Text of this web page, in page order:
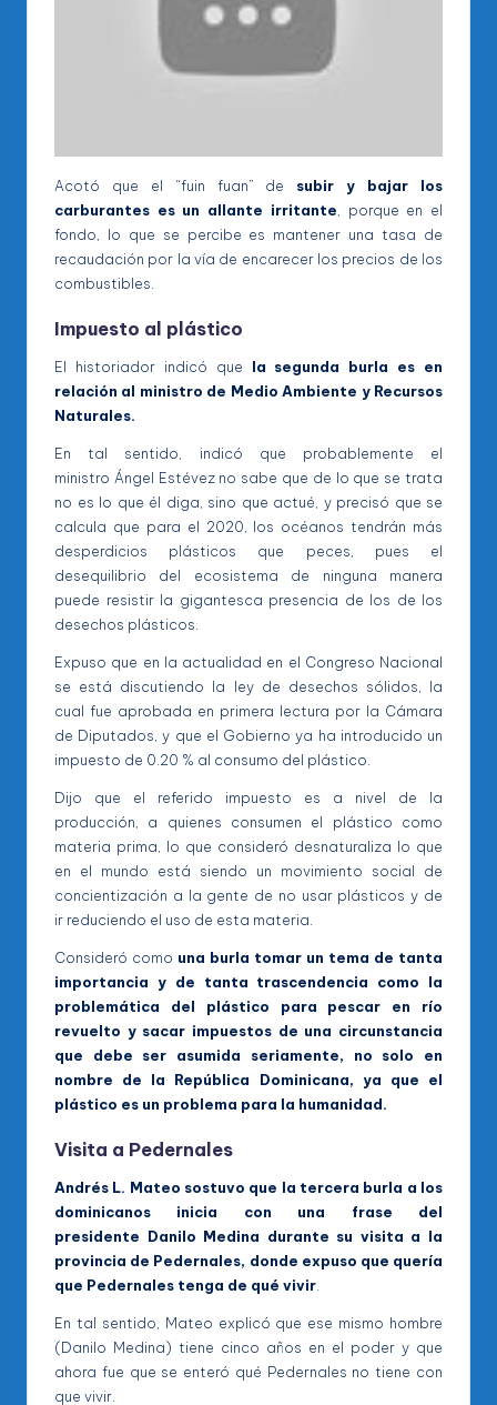
Acotó que el “fuin fuan” de subir y bajar los
carburantes es un allante irritante , porque en el
fondo, lo que se percibe es mantener una tasa de
recaudación por la vía de encarecer los precios de los
combustibles.
Impuesto al plástico
El historiador indicó que la segunda burla es en
relación al ministro de Medio Ambiente y Recursos
Naturales.
En tal sentido, indicó que probablemente el
ministro Ángel Estévez no sabe que de lo que se trata
no es lo que él diga, sino que actué, y precisó que se
calcula que para el 2020, los océanos tendrán más
desperdicios plásticos que peces, pues el
desequilibrio del ecosistema de ninguna manera
puede resistir la gigantesca presencia de los de los
desechos plásticos.
Expuso que en la actualidad en el Congreso Nacional
se está discutiendo la ley de desechos sólidos, la
cual fue aprobada en primera lectura por la Cámara
de Diputados, y que el Gobierno ya ha introducido un
impuesto de 0.20 % al consumo del plástico.
Dijo que el referido impuesto es a nivel de la
producción, a quienes consumen el plástico como
materia prima, lo que consideró desnaturaliza lo que
en el mundo está siendo un movimiento social de
concientización a la gente de no usar plásticos y de
ir reduciendo el uso de esta materia.
Consideró como una burla tomar un tema de tanta
importancia y de tanta trascendencia como la
problemática del plástico para pescar en río
revuelto y sacar impuestos de una circunstancia
que debe ser asumida seriamente, no solo en
nombre de la República Dominicana, ya que el
plástico es un problema para la humanidad.
Visita a Pedernales
Andrés L. Mateo sostuvo que la tercera burla a los
dominicanos inicia con una frase del
presidente Danilo Medina durante su visita a la
provincia de Pedernales, donde expuso que quería
que Pedernales tenga de qué vivir
En tal sentido, Mateo explicó que ese mismo hombre
(Danilo Medina) tiene cinco años en el poder y que
ahora fue que se enteró qué Pedernales no tiene con
que vivir.